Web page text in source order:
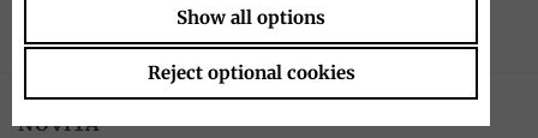
NOVITÀ
Show all options
Reject optional cookies